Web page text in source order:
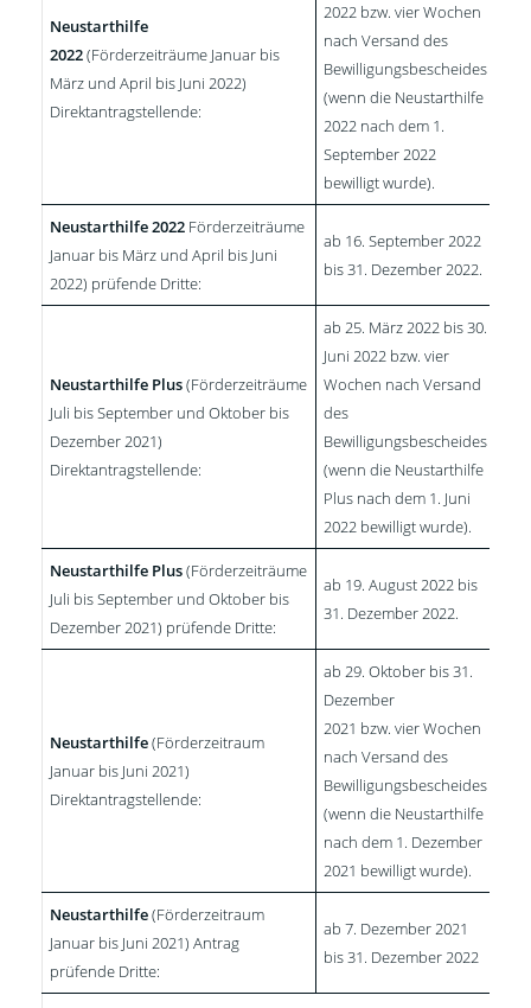
Neustarthilfe
2022(Förderzeiträume Januar bis
März und April bis Juni 2022)
Direktantragstellende:
2022 bzw. vier Wochen
nach Versand des
Bewilligungsbescheides
(wenn die Neustarthilfe
2022 nach dem 1.
September 2022
bewilligt wurde).
Neustarthilfe 2022 Förderzeiträume
Januar bis März und April bis Juni
2022) prüfende Dritte:
ab 16. September 2022
bis 31. Dezember 2022.
Neustarthilfe Plus(Förderzeiträume
Juli bis September und Oktober bis
Dezember 2021)
Direktantragstellende:
ab 25. März 2022 bis 30.
Juni 2022 bzw. vier
Wochen nach Versand
des
Bewilligungsbescheides
(wenn die Neustarthilfe
Plus nach dem 1. Juni
2022 bewilligt wurde).
Neustarthilfe Plus(Förderzeiträume
Juli bis September und Oktober bis
Dezember 2021) prüfende Dritte:
ab 19. August 2022 bis
31. Dezember 2022.
Neustarthilfe(Förderzeitraum
Januar bis Juni 2021)
Direktantragstellende:
ab 29. Oktober bis 31.
Dezember
2021 bzw. vier Wochen
nach Versand des
Bewilligungsbescheides
(wenn die Neustarthilfe
nach dem 1. Dezember
2021 bewilligt wurde).
Neustarthilfe(Förderzeitraum
Januar bis Juni 2021) Antrag
prüfende Dritte:
ab 7. Dezember 2021
bis 31. Dezember 2022